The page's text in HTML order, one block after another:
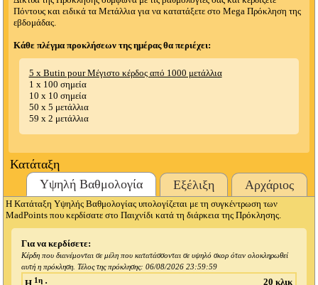
Πόντους και ειδικά τα Μετάλλια για να κατατάξετε στο Mega Πρόκληση της
εβδομάδας.
Κάθε πλέγμα προκλήσεων της ημέρας θα περιέχει:
5 x Butin pour Μέγιστο κέρδος από 1000 μετάλλια
1 x 100 σημεία
10 x 10 σημεία
50 x 5 μετάλλια
59 x 2 μετάλλια
Κατάταξη
Υψηλή Βαθμολογία
Εξέλιξη Αρχάριος
Η Κατάταξη Υψηλής Βαθμολογίας υπολογίζεται με τη συγκέντρωση των
MadPoints που κερδίσατε στο Παιχνίδι κατά τη διάρκεια της Πρόκλησης.
Για να κερδίσετε:
Κέρδη που διανέμονται σε μέλη που κατατάσσονται σε υψηλό σκορ όταν ολοκληρωθεί
αυτή η πρόκληση. Τέλος της πρόκλησης: 06/08/2026 23:59:59
1η 20 κλικ